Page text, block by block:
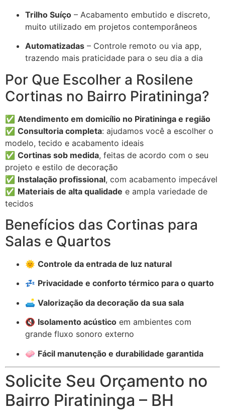
Trilho Suíço – Acabamento embutido e discreto,
muito utilizado em projetos contemporâneos
Automatizadas – Controle remoto ou via app,
trazendo mais praticidade para o seu dia a dia
Por Que Escolher a Rosilene
Cortinas no Bairro Piratininga?
✅ Atendimento em domicílio no Piratininga e região
✅ Consultoria completa: ajudamos você a escolher o
modelo, tecido e acabamento ideais
✅ Cortinas sob medida, feitas de acordo com o seu
projeto e estilo de decoração
✅ Instalação profissional, com acabamento impecável
✅ Materiais de alta qualidade e ampla variedade de
tecidos
Benefícios das Cortinas para
Salas e Quartos
🌞 Controle da entrada de luz natural
💤 Privacidade e conforto térmico para o quarto
🛋️ Valorização da decoração da sua sala
🔇 Isolamento acústico em ambientes com
grande fluxo sonoro externo
🧼 Fácil manutenção e durabilidade garantida
Solicite Seu Orçamento no
Bairro Piratininga – BH